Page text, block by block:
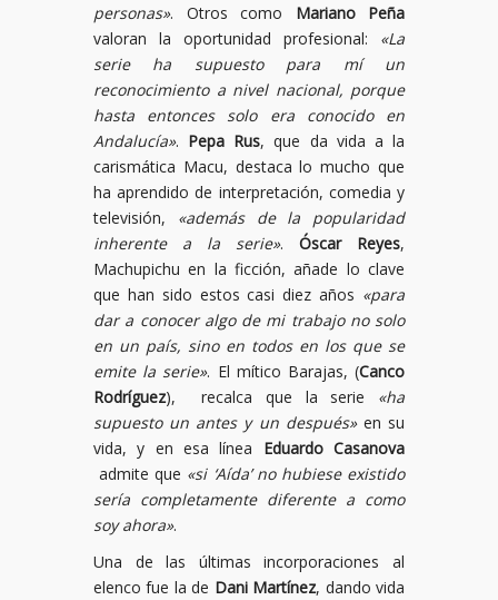
personas». Otros como Mariano Peña
valoran la oportunidad profesional: «La
serie ha supuesto para mí un
reconocimiento a nivel nacional, porque
hasta entonces solo era conocido en
Andalucía». Pepa Rus, que da vida a la
carismática Macu, destaca lo mucho que
ha aprendido de interpretación, comedia y
televisión, «además de la popularidad
inherente a la serie». Óscar Reyes,
Machupichu en la ficción, añade lo clave
que han sido estos casi diez años «para
dar a conocer algo de mi trabajo no solo
en un país, sino en todos en los que se
emite la serie». El mítico Barajas, (Canco
Rodríguez), recalca que la serie «ha
supuesto un antes y un después»en su
vida, y en esa línea Eduardo Casanova
admite que «si ‘Aída’ no hubiese existido
sería completamente diferente a como
soy ahora».
Una de las últimas incorporaciones al
elenco fue la de Dani Martínez, dando vida